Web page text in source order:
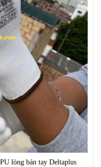
lòng bán tay Deltaplus